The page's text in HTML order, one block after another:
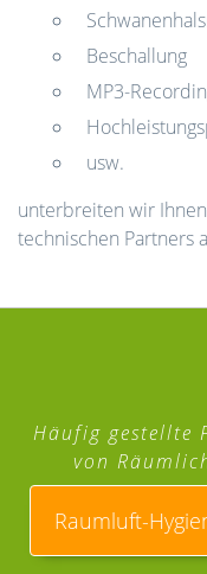
Beschallung
MP3-
usw.
unterbreiten wir
technischen Partners
Häufig gestellte
von
Raumluft-